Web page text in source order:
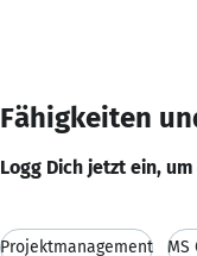
Fähigkeiten
Logg Dich jetzt ein,
Projektmanagement MS